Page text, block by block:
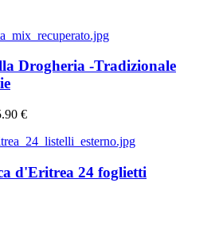
Drogheria -Tradizionale
€
d'Eritrea 24 foglietti